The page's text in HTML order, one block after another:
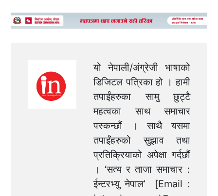
यो नेपाली/अंग्रेजी भाषाको
डिजिटल पत्रिका हो । हामी
तपाईंहरुका सामु छुट्टै
महत्वका साथ समाचार
पस्कन्छौं । साथै यसमा
तपाईंहरुको सुझाव तथा
प्रतिक्रियाको अपेक्षा गर्दछौं
। ‘सत्य र ताजा समाचार :
ईन्टरभ्यु नेपाल’ [Email :